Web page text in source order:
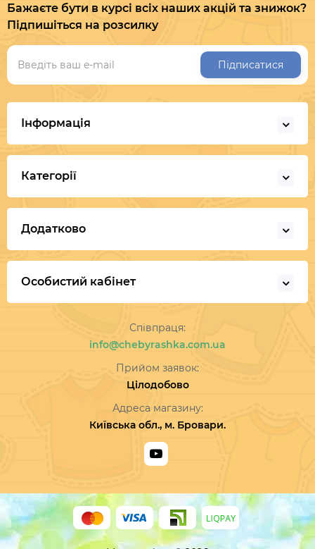
Бажаєте бути в курсі всіх наших акцій та знижок?
Підпишіться на розсилку
Підписатися
Інформація
Категорії
Додатково
Особистий кабінет
Співпраця:
info@chebyrashka.com.ua
Прийом заявок:
Цілодобово
Адреса магазину:
Київська обл., м. Бровари.